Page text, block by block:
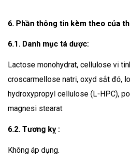
6. Phần thông tin kèm theo của
6.1. Danh mục tá dược:
Lactose monohydrat, cellulose vi
croscarmellose natri, oxyd sắt đó,
hydroxypropyl cellulose (L-HPC),
magnesi stearat
6.2. Tương kỵ :
Không áp dụng.